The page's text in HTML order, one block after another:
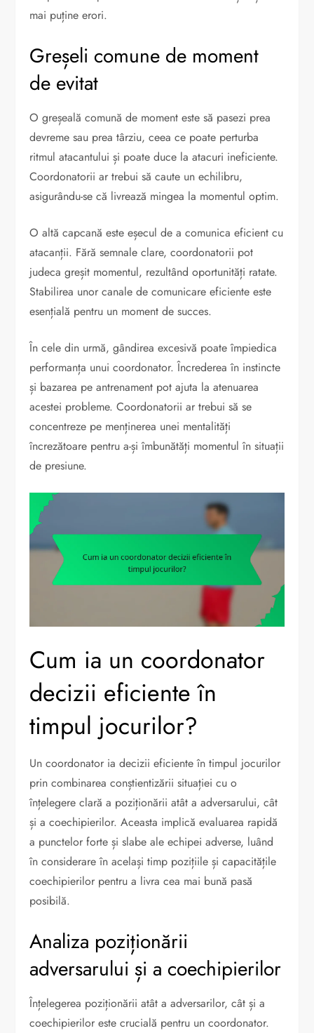
mai puține erori.
Greșeli comune de moment
de evitat
O greșeală comună de moment este să pasezi prea
devreme sau prea târziu, ceea ce poate perturba
ritmul atacantului și poate duce la atacuri ineficiente.
Coordonatorii ar trebui să caute un echilibru,
asigurându-se că livrează mingea la momentul optim.
O altă capcană este eșecul de a comunica eficient cu
atacanții. Fără semnale clare, coordonatorii pot
judeca greșit momentul, rezultând oportunități ratate.
Stabilirea unor canale de comunicare eficiente este
esențială pentru un moment de succes.
În cele din urmă, gândirea excesivă poate împiedica
performanța unui coordonator. Încrederea în instincte
și bazarea pe antrenament pot ajuta la atenuarea
acestei probleme. Coordonatorii ar trebui să se
concentreze pe menținerea unei mentalități
încrezătoare pentru a-și îmbunătăți momentul în situații
de presiune.
Cum ia un coordonator
decizii eficiente în
timpul jocurilor?
Un coordonator ia decizii eficiente în timpul jocurilor
prin combinarea conștientizării situației cu o
înțelegere clară a poziționării atât a adversarului, cât
și a coechipierilor. Aceasta implică evaluarea rapidă
a punctelor forte și slabe ale echipei adverse, luând
în considerare în același timp pozițiile și capacitățile
coechipierilor pentru a livra cea mai bună pasă
posibilă.
Analiza poziționării
adversarului și a coechipierilor
Înțelegerea poziționării atât a adversarilor, cât și a
coechipierilor este crucială pentru un coordonator.